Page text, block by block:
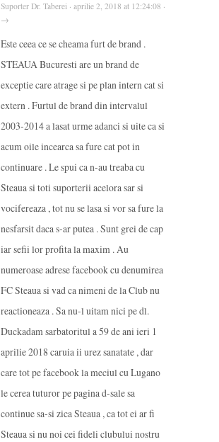
Suporter Dr. Taberei · aprilie 2, 2018 at 12:24:08 ·
→
Este ceea ce se cheama furt de brand .
STEAUA Bucuresti are un brand de
exceptie care atrage si pe plan intern cat si
extern . Furtul de brand din intervalul
2003-2014 a lasat urme adanci si uite ca si
acum oile incearca sa fure cat pot in
continuare . Le spui ca n-au treaba cu
Steaua si toti suporterii acelora sar si
vocifereaza , tot nu se lasa si vor sa fure la
nesfarsit daca s-ar putea . Sunt grei de cap
iar sefii lor profita la maxim . Au
numeroase adrese facebook cu denumirea
FC Steaua si vad ca nimeni de la Club nu
reactioneaza . Sa nu-l uitam nici pe dl.
Duckadam sarbatoritul a 59 de ani ieri 1
aprilie 2018 caruia ii urez sanatate , dar
care tot pe facebook la meciul cu Lugano
le cerea tuturor pe pagina d-sale sa
continue sa-si zica Steaua , ca tot ei ar fi
Steaua si nu noi cei fideli clubului nostru